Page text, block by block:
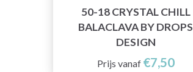
50-18 CRYSTAL CHILL
BALACLAVA BY DROPS
DESIGN
Prijs vanaf €7,50